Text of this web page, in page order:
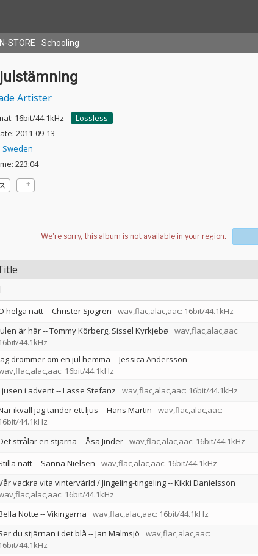
IN-STORE Schooling
Artister
16bit/44.1kHz
Lossless
2011-09-13
Sweden
223:04
helga natt--Christer Sjögren wav,flac,alac,aac: 16bit/44.1kHz
är här--Tommy Körberg Sissel Kyrkjebø
wav,flac,alac,aac:
16bit/44.1kHz
drömmer om en jul hemma --Jessica Andersson
16bit/44.1kHz
i advent--Lasse Stefanz wav,flac,alac,aac: 16bit/44.1kHz
ikväll jag tänder ett ljus --Hans Martin
wav,flac,alac,aac:
16bit/44.1kHz
strålar en stjärna --Åsa Jinder wav,flac,alac,aac: 16bit/44.1kHz
natt-- Sanna Nielsen wav,flac,alac,aac: 16bit/44.1kHz
vackra vita vintervärld / Jingeling-tingeling--Kikki Danielsson
16bit/44.1kHz
Notte --Vikingarna wav,flac,alac,aac: 16bit/44.1kHz
du stjärnan i det blå --Jan Malmsjö
wav,flac,alac,aac:
16bit/44.1kHz